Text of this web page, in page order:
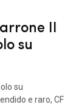
II
su
su
e raro, CF